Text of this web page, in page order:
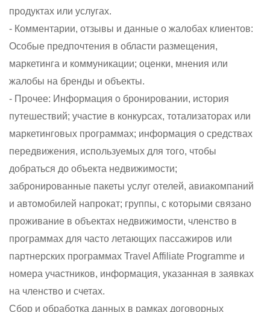
продуктах или услугах.
- Комментарии, отзывы и данные о жалобах клиентов:
Особые предпочтения в области размещения,
маркетинга и коммуникации; оценки, мнения или
жалобы на бренды и объекты.
- Прочее: Информация о бронировании, история
путешествий; участие в конкурсах, тотализаторах или
маркетинговых программах; информация о средствах
передвижения, используемых для того, чтобы
добраться до объекта недвижимости;
забронированные пакеты услуг отелей, авиакомпаний
и автомобилей напрокат; группы, с которыми связано
проживание в объектах недвижимости, членство в
программах для часто летающих пассажиров или
партнерских программах Travel Affiliate Programme и
номера участников, информация, указанная в заявках
на членство и счетах.
Сбор и обработка данных в рамках договорных